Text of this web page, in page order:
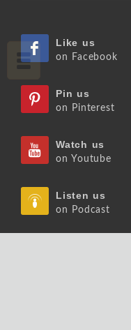
Like us
on Facebook
Pin us
on Pinterest
Watch us
on Youtube
Listen us
on Podcast